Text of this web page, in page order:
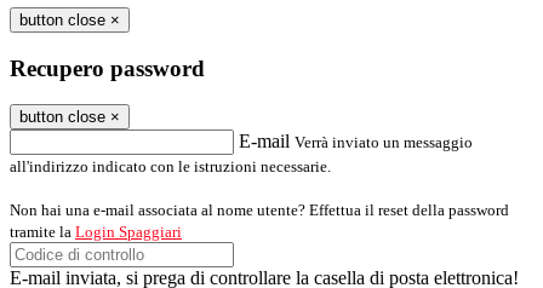
button close ×
Recupero password
button close ×
E-mail Verrà inviato un messaggio
all'indirizzo indicato con le istruzioni necessarie.
Non hai una e-mail associata al nome utente? Effettua il reset della password
tramite la Login Spaggiari
E-mail inviata, si prega di controllare la casella di posta elettronica!